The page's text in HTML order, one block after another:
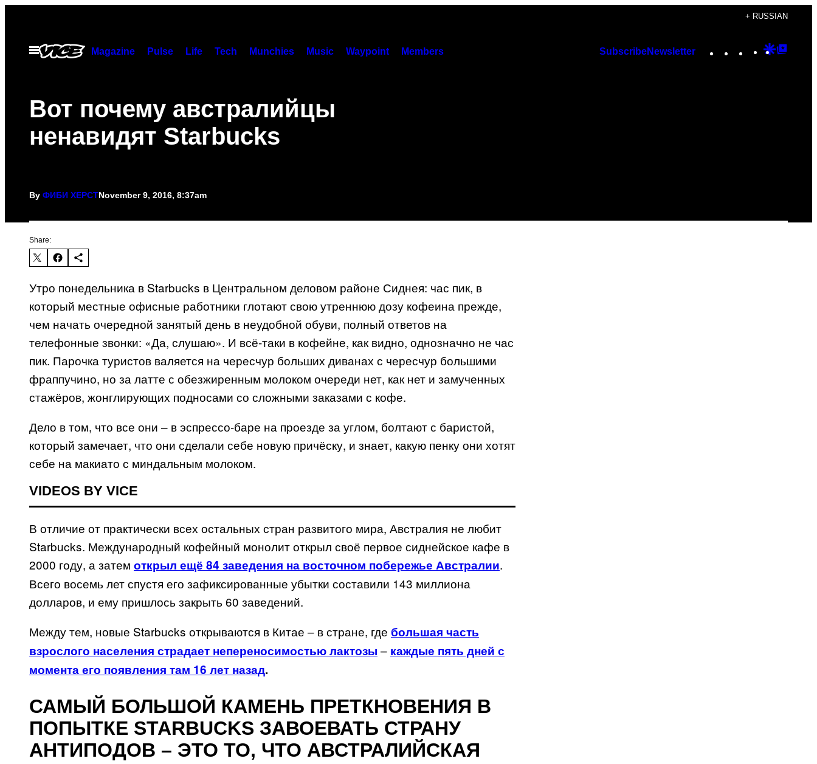
content
+ RUSSIAN
Open
Menu
Magazine Pulse Life Tech Munchies Music Waypoint Members SubscribeNewsletter Instagram
TikTok
YouTube
Google
Вот почему австралийцы
ненавидят Starbucks
By ФИБИ ХЕРСТNovember 9, 2016, 8:37am
Share:
Утро понедельника в Starbucks в Центральном деловом районе Сиднея: час пик, в
который местные офисные работники глотают свою утреннюю дозу кофеина прежде,
чем начать очередной занятый день в неудобной обуви, полный ответов на
телефонные звонки: «Да, слушаю». И всё-таки в кофейне, как видно, однозначно не час
пик. Парочка туристов валяется на чересчур больших диванах с чересчур большими
фраппучино, но за латте с обезжиренным молоком очереди нет, как нет и замученных
стажёров, жонглирующих подносами со сложными заказами с кофе.
Дело в том, что все они – в эспрессо-баре на проезде за углом, болтают с баристой,
который замечает, что они сделали себе новую причёску, и знает, какую пенку они хотят
себе на макиато с миндальным молоком.
VIDEOS BY VICE
В отличие от практически всех остальных стран развитого мира, Австралия не любит
Starbucks. Международный кофейный монолит открыл своё первое сиднейское кафе в
2000 году, а затем открыл ещё 84 заведения на восточном побережье Австралии.
Всего восемь лет спустя его зафиксированные убытки составили 143 миллиона
долларов, и ему пришлось закрыть 60 заведений.
Между тем, новые Starbucks открываются в Китае – в стране, где большая часть
взрослого населения страдает непереносимостью лактозы – каждые пять дней с
момента его появления там 16 лет назад.
САМЫЙ БОЛЬШОЙ КАМЕНЬ ПРЕТКНОВЕНИЯ В
ПОПЫТКЕ STARBUCKS ЗАВОЕВАТЬ СТРАНУ
АНТИПОДОВ – ЭТО ТО, ЧТО АВСТРАЛИЙСКАЯ